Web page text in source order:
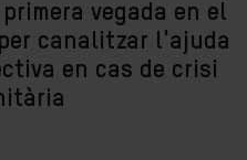
vegada en el
canalitzar l'ajuda
en cas de crisi